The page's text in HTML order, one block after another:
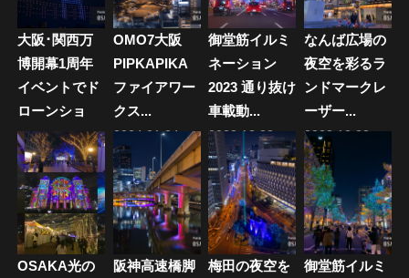
ョ
ン
大阪･関西万
博開幕1周年
イベントでド
ローンショ
ー...
2026.04.13
OMO7大阪
PIPKAPIKA
ファイアワー
クス...
2024.01.24
御堂筋イルミ
ネーション
2023 通り抜け
車載動...
2023.12.28
なんば広場の
夜空を彩るラ
ンドマークレ
ーザー...
2023.12.23
OSAKA光の
阪神高速橋脚
梅田の夜空を
御堂筋イルミ